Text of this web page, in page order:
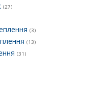
(27)
(3)
(13)
(31)